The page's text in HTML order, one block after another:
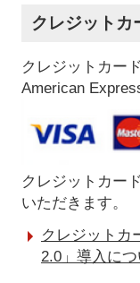
クレジットカ
クレジットカー
American
クレジットカー
いただきます。
クレジットカ
2.0」導入につ